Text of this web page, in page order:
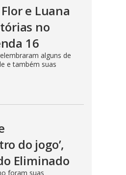
e Luana
no
16
alguns de
e também suas
do jogo’,
Eliminado
foram suas